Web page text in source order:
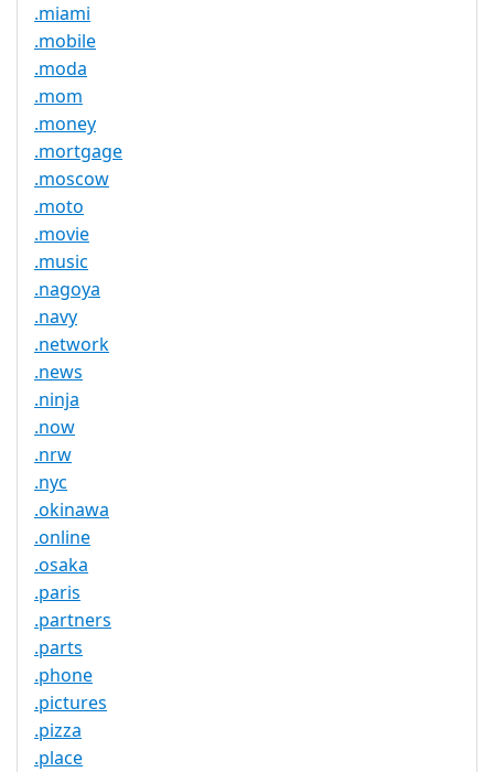
.miami
.mobile
.moda
.mom
.money
.mortgage
.moscow
.moto
.movie
.music
.nagoya
.navy
.network
.news
.ninja
.now
.nrw
.nyc
.okinawa
.online
.osaka
.paris
.partners
.parts
.phone
.pictures
.pizza
.place